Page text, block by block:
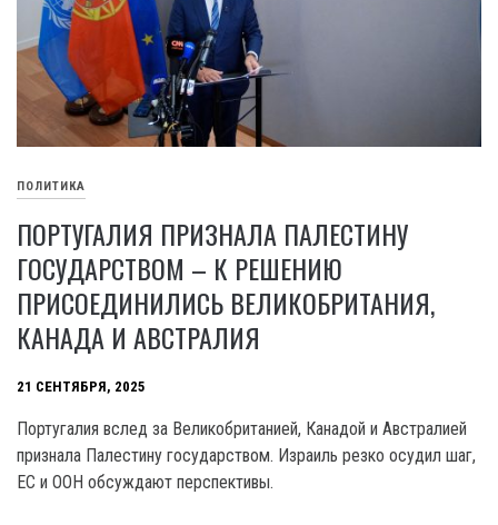
ПОЛИТИКА
ПОРТУГАЛИЯ ПРИЗНАЛА ПАЛЕСТИНУ
ГОСУДАРСТВОМ – К РЕШЕНИЮ
ПРИСОЕДИНИЛИСЬ ВЕЛИКОБРИТАНИЯ,
КАНАДА И АВСТРАЛИЯ
21 СЕНТЯБРЯ, 2025
Португалия вслед за Великобританией, Канадой и Австралией
признала Палестину государством. Израиль резко осудил шаг,
ЕС и ООН обсуждают перспективы.